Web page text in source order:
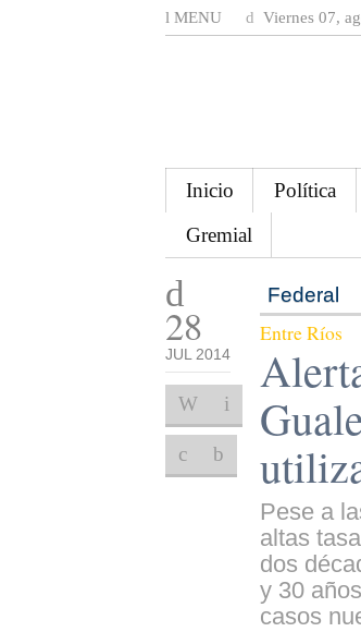
MENU Viernes 07,
Inicio Política
Gremial
28
JUL 2014
Federal
Entre Ríos
Pese a
altas
dos
y 30
casos